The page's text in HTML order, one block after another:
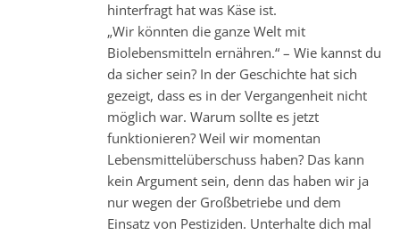
hinterfragt hat was Käse ist.
„Wir könnten die ganze Welt mit
Biolebensmitteln ernähren.“ – Wie kannst du
da sicher sein? In der Geschichte hat sich
gezeigt, dass es in der Vergangenheit nicht
möglich war. Warum sollte es jetzt
funktionieren? Weil wir momentan
Lebensmittelüberschuss haben? Das kann
kein Argument sein, denn das haben wir ja
nur wegen der Großbetriebe und dem
Einsatz von Pestiziden. Unterhalte dich mal